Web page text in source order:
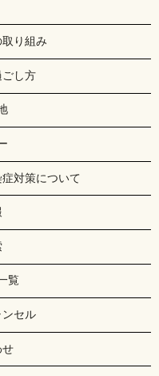
り組み
し方
対策について
覧
セル
せ